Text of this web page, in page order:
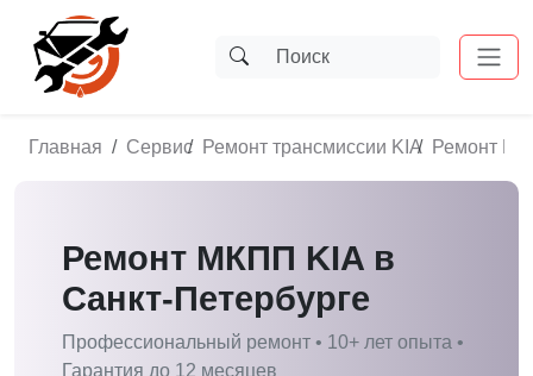
Главная Сервис Ремонт трансмиссии KIA Ремонт
Ремонт МКПП KIA в
Санкт-Петербурге
Профессиональный ремонт • 10+ лет опыта •
Гарантия до 12 месяцев